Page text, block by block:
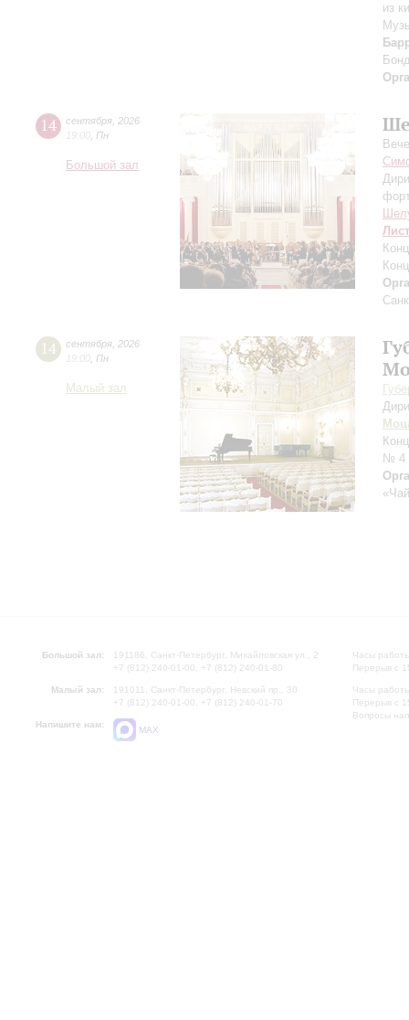
из
14 сентября 2026
19:00 Пн
Большой зал
Лист
14 сентября 2026
19:00 Пн
Малый зал
№ 4
Большой зал:
191186, Санкт-Петербург, Михайловская ул., 2
+7 (812) 240-01-00, +7 (812) 240-01-80
Малый зал:
191011, Санкт-Петербург, Невский пр., 30
+7 (812) 240-01-00, +7 (812) 240-01-70
Напишите нам:
MAX
Часы
Перерыв с
Часы
Перерыв с
Вопросы